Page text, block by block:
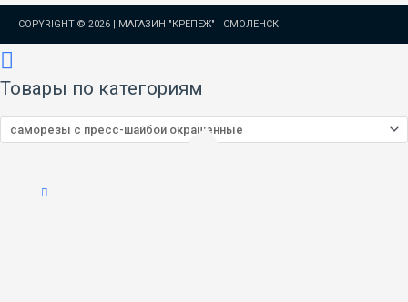
COPYRIGHT © 2026 | МАГАЗИН "КРЕПЕЖ" | СМОЛЕНСК
Товары по категориям